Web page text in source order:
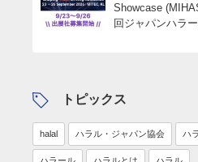
Showcase
回ジャパンハラ
トピックス
halal ハラル・ジャパン協会 ハ
ハラール ハラルとは ハラル